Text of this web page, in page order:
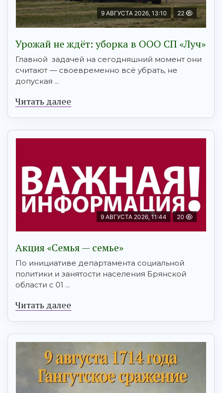
9 АВГУСТА 2026, 13:10 22
Урожай не ждёт: уборка в ООО СП «Луч»
Главной задачей на сегодняшний момент они
считают — своевременно всё убрать, не
допуская ...
Читать далее
9 АВГУСТА 2026, 11:44 20
Акция «Семья — семье»
По инициативе департамента социальной
политики и занятости населения Брянской
области с 01 ...
Читать далее